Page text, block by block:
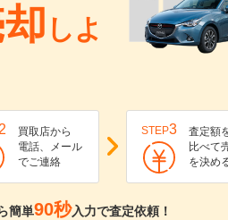
しよ
買取店から
電話、メール
でご連絡
STEP3
査定額
比べて
を決め
簡単90秒入力で査定依頼！